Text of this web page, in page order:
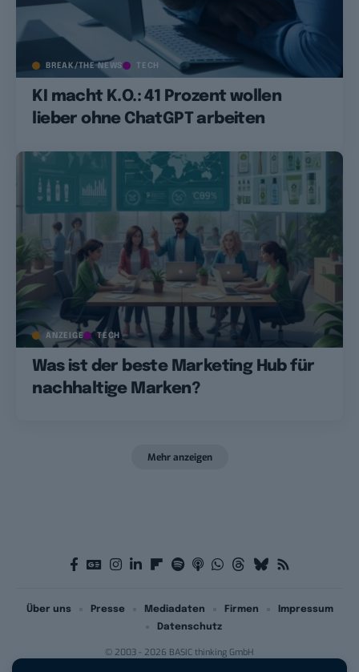
BREAK/THE NEWS TECH
KI macht K.O.: 41 Prozent wollen
lieber ohne ChatGPT arbeiten
ANZEIGE TECH
Was ist der beste Marketing Hub für
nachhaltige Marken?
Mehr anzeigen
© 2003 - 2026 BASIC thinking GmbH
Über uns Presse Mediadaten Firmen
Impressum
Datenschutz